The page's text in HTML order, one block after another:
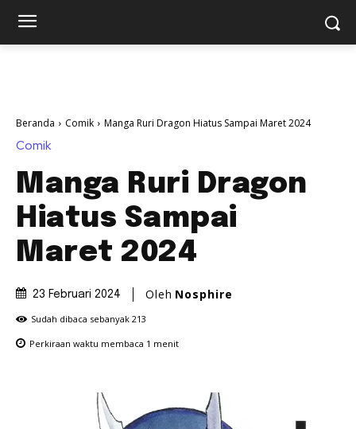
Beranda Comik Manga Ruri Dragon Hiatus Sampai Maret 2024
Comik
Manga Ruri Dragon
Hiatus Sampai
Maret 2024
23 Februari 2024 Oleh Nosphire
Sudah dibaca sebanyak 213
Perkiraan waktu membaca 1 menit